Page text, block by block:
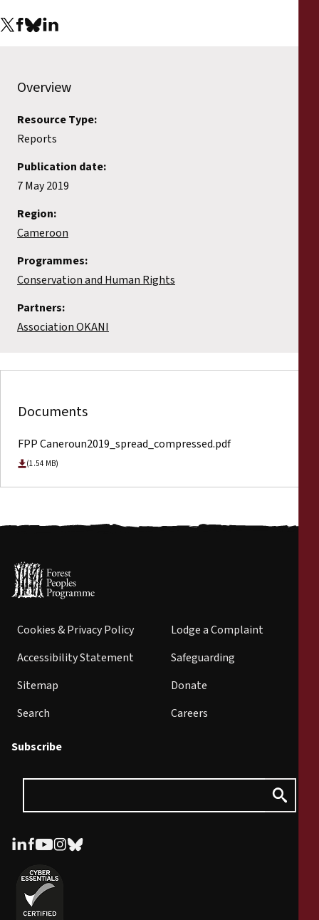
Overview
Resource Type:
Reports
Publication date:
7 May 2019
Region:
Cameroon
Programmes:
Conservation and Human Rights
Partners:
Association OKANI
Documents
FPP Caneroun2019_spread_compressed.pdf
(1.54 MB)
Cookies & Privacy Policy
Accessibility Statement
Sitemap
Search
Lodge a Complaint
Safeguarding
Donate
Careers
Subscribe